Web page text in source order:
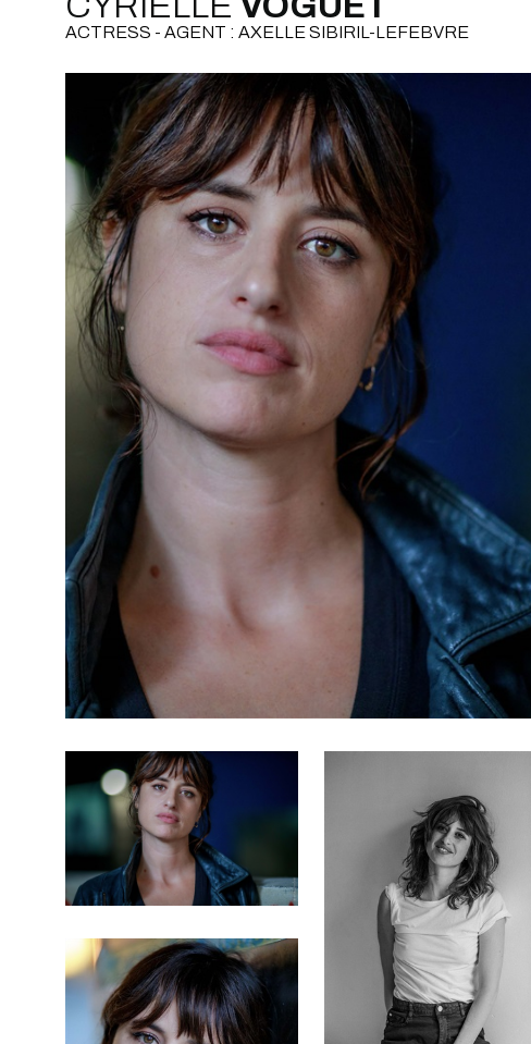
ACTRESS - AGENT : AXELLE SIBIRIL-LEFEBVRE